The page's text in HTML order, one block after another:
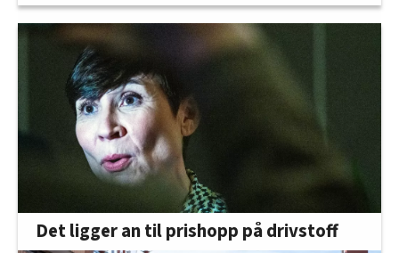
Det ligger an til prishopp på drivstoff